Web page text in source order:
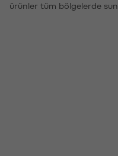
ürünler tüm bölgelerde